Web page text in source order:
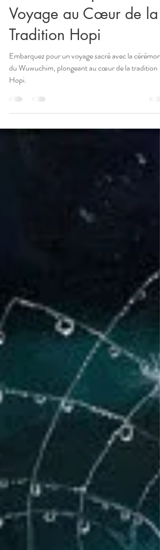
Célébration du
Nouveau Départ -
Voyage au Cœur de la
Tradition Hopi
Embarquez pour un voyage sacré avec la cérémonie